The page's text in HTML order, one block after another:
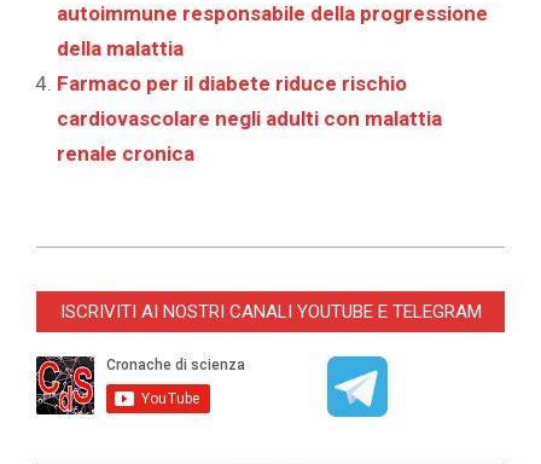
autoimmune responsabile della progressione
della malattia
Farmaco per il diabete riduce rischio
cardiovascolare negli adulti con malattia
renale cronica
07-
ISCRIVITI AI NOSTRI CANALI YOUTUBE E TELEGRAM